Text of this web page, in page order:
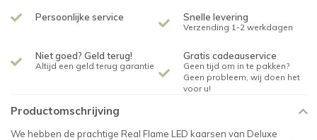
Persoonlijke service Snelle levering
Verzending 1-2 werkdagen
Niet goed? Geld terug!
Altijd een geld terug garantie
Gratis cadeauservice
Geen tijd om in te pakken?
Geen probleem, wij doen het
voor u!
Productomschrijving
We hebben de prachtige Real Flame LED kaarsen van Deluxe